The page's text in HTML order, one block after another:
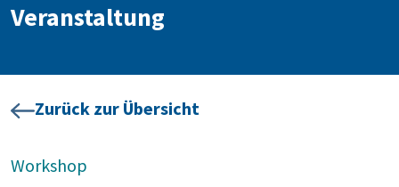
Veranstaltung
Zurück zur Übersicht
Workshop